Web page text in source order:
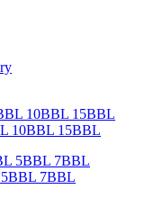
10BBL 15BBL
5BBL 7BBL